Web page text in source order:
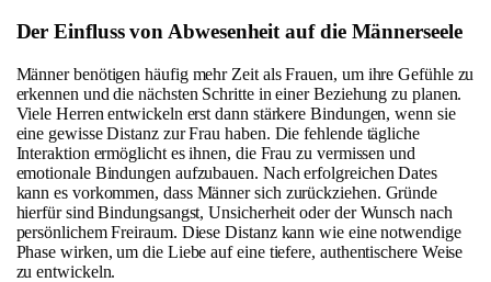
Der Einfluss von Abwesenheit auf die Männerseele
Männer benötigen häufig mehr Zeit als Frauen, um ihre Gefühle zu
erkennen und die nächsten Schritte in einer Beziehung zu planen.
Viele Herren entwickeln erst dann stärkere Bindungen, wenn sie
eine gewisse Distanz zur Frau haben. Die fehlende tägliche
Interaktion ermöglicht es ihnen, die Frau zu vermissen und
emotionale Bindungen aufzubauen. Nach erfolgreichen Dates
kann es vorkommen, dass Männer sich zurückziehen. Gründe
hierfür sind Bindungsangst, Unsicherheit oder der Wunsch nach
persönlichem Freiraum. Diese Distanz kann wie eine notwendige
Phase wirken, um die Liebe auf eine tiefere, authentischere Weise
zu entwickeln.